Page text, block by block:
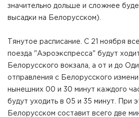
значительно дольше и сложнее
высадки на Белорусском).
Тянутое расписание. С 21 ноября
поезда "Аэроэкспресса" будут
Белорусского вокзала, а от и до
отправления с Белорусского
нынешних 00 и 30 минут каждого
будут уходить в 05 и 35 минут. При
Белорусском составит всего две